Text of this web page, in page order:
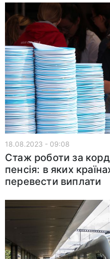
18.08.2023 - 09:08
Стаж роботи за
пенсія: в яких
перевести виплати